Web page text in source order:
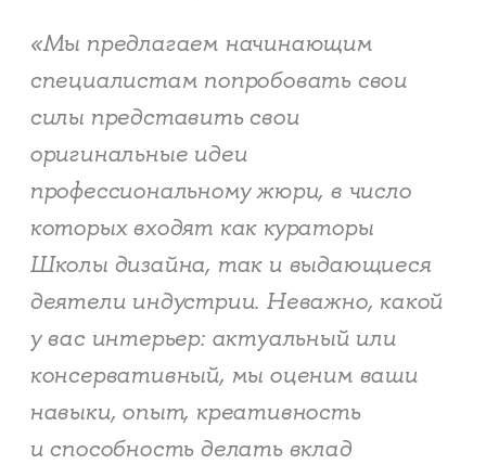
«Мы предлагаем начинающим
специалистам попробовать свои
силы представить свои
оригинальные идеи
профессиональному жюри, в число
которых входят как кураторы
Школы дизайна, так и выдающиеся
деятели индустрии. Неважно, какой
у вас интерьер: актуальный или
консервативный, мы оценим ваши
навыки, опыт, креативность
и способность делать вклад